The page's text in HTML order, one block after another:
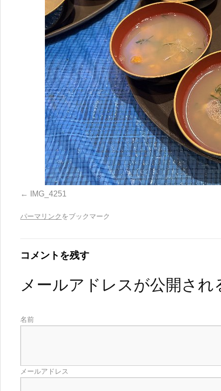
IMG_4251
パーマリンク をブックマーク
コメントを残す
メールアドレスが公開さ
名前
メールアドレス